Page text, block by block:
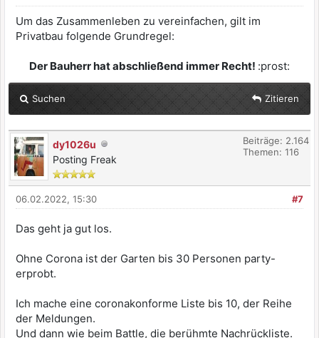
Um das Zusammenleben zu vereinfachen, gilt im
Privatbau folgende Grundregel:
Der Bauherr hat abschließend immer Recht! :prost:
Suchen Zitieren
dy1026u
Posting Freak
Beiträge: 2.164
Themen: 116
#7
06.02.2022, 15:30
Das geht ja gut los.
Ohne Corona ist der Garten bis 30 Personen party-
erprobt.
Ich mache eine coronakonforme Liste bis 10, der Reihe
der Meldungen.
Und dann wie beim Battle, die berühmte Nachrückliste.